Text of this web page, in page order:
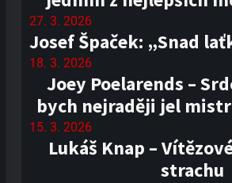
27. 3. 2026
Josef Špaček: „Snad
18. 3. 2026
Joey Poelarends –
bych nejraději jel
15. 3. 2026
Lukáš Knap –
strachu